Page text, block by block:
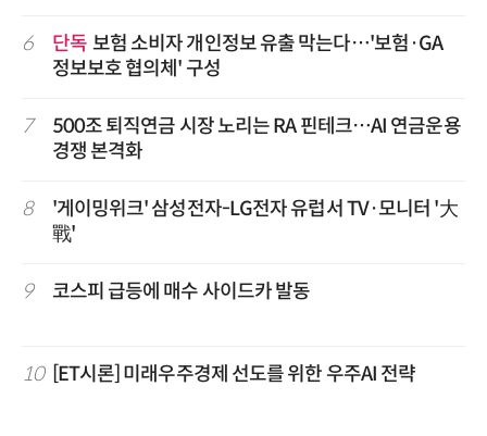
6 단독 보험 소비자 개인정보 유출 막는다…'보험·GA
정보보호 협의체' 구성
7
500조 퇴직연금 시장 노리는 RA 핀테크…AI 연금운용
경쟁 본격화
8
'게이밍위크' 삼성전자-LG전자 유럽서 TV·모니터 '大
戰'
9 코스피 급등에 매수 사이드카 발동
10 [ET시론] 미래우주경제 선도를 위한 우주AI 전략